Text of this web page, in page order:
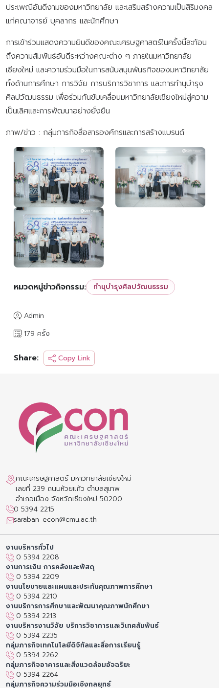
ประเพณีอันดีงามของมหาวิทยาลัย และเสริมสร้างความเป็นสิริมงคล
แก่คณาจารย์ บุคลากร และนักศึกษา
การเข้าร่วมแสดงความยินดีของคณะเศรษฐศาสตร์ในครั้งนี้สะท้อน
ถึงความสัมพันธ์อันดีระหว่างคณะต่าง ๆ ภายในมหาวิทยาลัย
เชียงใหม่ และความร่วมมือในการสนับสนุนพันธกิจของมหาวิทยาลัย
ทั้งด้านการศึกษา การวิจัย การบริการวิชาการ และการทำนุบำรุง
ศิลปวัฒนธรรม เพื่อร่วมกันขับเคลื่อนมหาวิทยาลัยเชียงใหม่สู่ความ
เป็นเลิศและการพัฒนาอย่างยั่งยืน
ภาพ/ข่าว : กลุ่มภารกิจสื่อสารองค์กรและการสร้างแบรนด์
หมวดหมู่ข่าวกิจกรรม: ทำนุบำรุงศิลปวัฒนธรรม
Admin
179 ครั้ง
Share: Copy Link
คณะเศรษฐศาสตร์ มหาวิทยาลัยเชียงใหม่
เลขที่ 239 ถนนห้วยแก้ว ตำบลสุเทพ
อำเภอเมือง จังหวัดเชียงใหม่ 50200
0 5394 2215
saraban_econ@cmu.ac.th
งานบริหารทั่วไป
0 5394 2208
งานการเงิน การคลังและพัสดุ
0 5394 2209
งานนโยบายและแผนและประกันคุณภาพการศึกษา
0 5394 2210
งานบริการการศึกษาและพัฒนาคุณภาพนักศึกษา
0 5394 2213
งานบริหารงานวิจัย บริการวิชาการและวิเทศสัมพันธ์
0 5394 2235
กลุ่มภารกิจเทคโนโลยีดิจิทัลและสื่อการเรียนรู้
0 5394 2262
กลุ่มภารกิจอาคารและสิ่งแวดล้อมอัจฉริยะ
0 5394 2264
กลุ่มภารกิจความร่วมมือเชิงกลยุทธ์